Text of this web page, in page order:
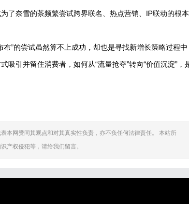
了奈雪的茶频繁尝试跨界联名、热点营销、IP联动的根本
”的尝试虽然算不上成功，却也是寻找新增长策略过程中
引并留住消费者，如何从“流量抢夺”转向“价值沉淀”，
本网赞同其观点和对其真实性负责，亦不负任何法律责任。 本站所
产权侵犯等，请给我们留言。